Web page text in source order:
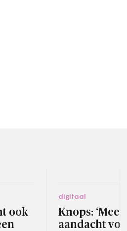
ook
digitaal
Knops: ‘Meer
aandacht voor